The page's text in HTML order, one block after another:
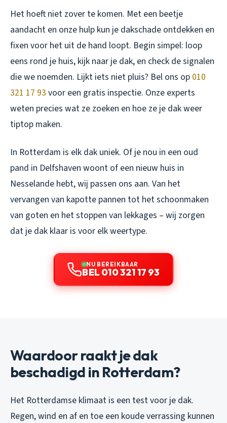
Het hoeft niet zover te komen. Met een beetje
aandacht en onze hulp kun je dakschade ontdekken en
fixen voor het uit de hand loopt. Begin simpel: loop
eens rond je huis, kijk naar je dak, en check de signalen
die we noemden. Lijkt iets niet pluis? Bel ons op 010
321 17 93 voor een gratis inspectie. Onze experts
weten precies wat ze zoeken en hoe ze je dak weer
tiptop maken.
In Rotterdam is elk dak uniek. Of je nou in een oud
pand in Delfshaven woont of een nieuw huis in
Nesselande hebt, wij passen ons aan. Van het
vervangen van kapotte pannen tot het schoonmaken
van goten en het stoppen van lekkages – wij zorgen
dat je dak klaar is voor elk weertype.
NU BEREIKBAAR
BEL 010 321 17 93
Waardoor raakt je dak
beschadigd in Rotterdam?
Het Rotterdamse klimaat is een test voor je dak.
Regen, wind en af en toe een koude verrassing kunnen